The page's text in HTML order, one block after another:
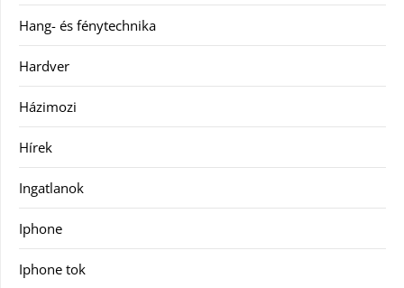
Hang- és fénytechnika
Hardver
Házimozi
Hírek
Ingatlanok
Iphone
Iphone tok